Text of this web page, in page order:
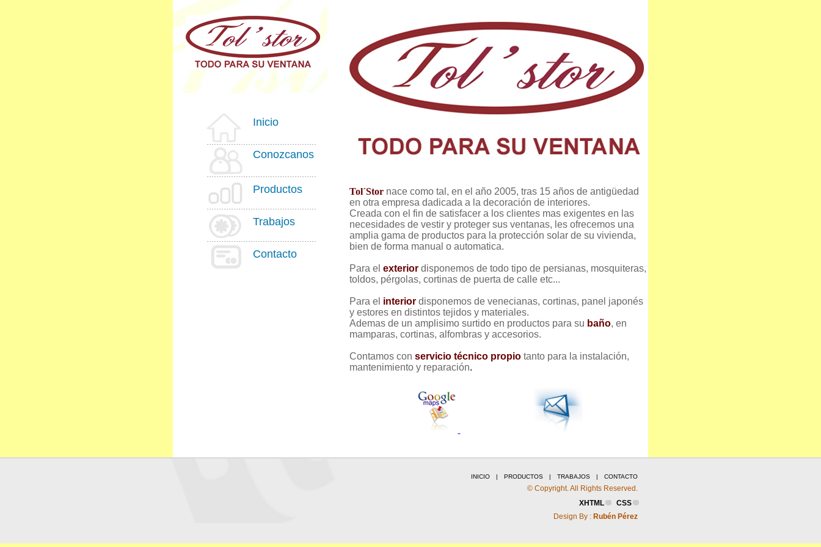
Inicio
Conozcanos
Productos
Trabajos
Contacto
Tol´Stor nace como tal, en el año 2005, tras 15 años de antigüedad
en otra empresa dadicada a la decoración de interiores.
Creada con el fin de satisfacer a los clientes mas exigentes en las
necesidades de vestir y proteger sus ventanas, les ofrecemos una
amplia gama de productos para la protección solar de su vivienda,
bien de forma manual o automatica.
Para el exterior disponemos de todo tipo de persianas, mosquiteras,
toldos, pérgolas, cortinas de puerta de calle etc...
Para el interior disponemos de venecianas, cortinas, panel japonés
y estores en distintos tejidos y materiales.
Ademas de un amplisimo surtido en productos para su baño, en
mamparas, cortinas, alfombras y accesorios.
Contamos con servicio técnico propio tanto para la instalación,
mantenimiento y reparación.
CONTACTO
TRABAJOS |
PRODUCTOS |
INICIO |
© Copyright. All Rights Reserved.
CSS
XHTML
Design By : Rubén Pérez